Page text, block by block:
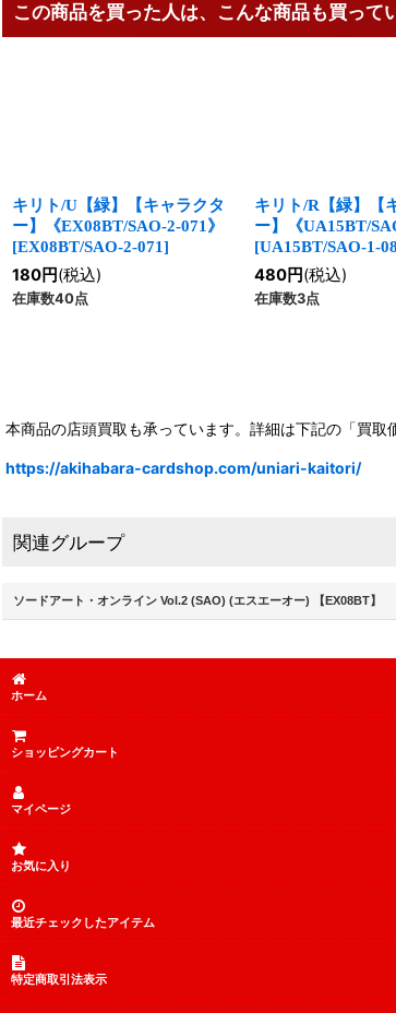
この商品を買った人は、こんな商品も買って
キリト/U【緑】【キャラクタ
ー】《EX08BT/SAO-2-071》
[EX08BT/SAO-2-071]
180円(税込)
在庫数40点
キリト/R【緑】【
ー】《UA15BT/
[UA15BT/SAO-1-
480円(税込)
在庫数3点
本商品の店頭買取も承っています。詳細は下記の「買取
https://akihabara-cardshop.com/uniari-kaitori/
関連グループ
ソードアート・オンライン Vol.2 (SAO) (エスエーオー) 【EX08BT】
ホーム
ショッピングカート
マイページ
お気に入り
最近チェックしたアイテム
特定商取引法表示